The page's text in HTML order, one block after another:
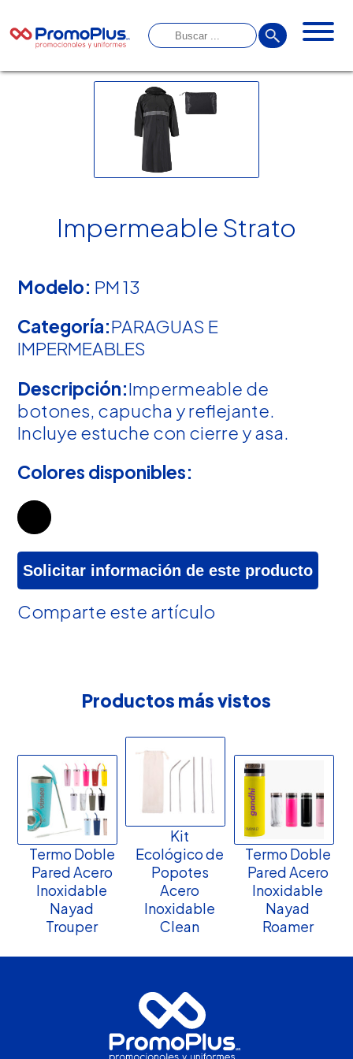
Impermeable Strato
Modelo: PM 13
Categoría:PARAGUAS E
IMPERMEABLES
Descripción:Impermeable de
botones, capucha y reflejante.
Incluye estuche con cierre y asa.
Colores disponibles:
Solicitar información de este producto
Comparte este artículo
Productos más vistos
Termo Doble
Pared Acero
Inoxidable
Nayad
Trouper
Kit
Ecológico de
Popotes
Acero
Inoxidable
Clean
Termo Doble
Pared Acero
Inoxidable
Nayad
Roamer